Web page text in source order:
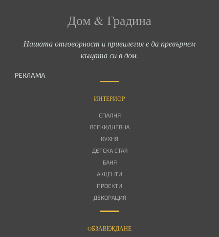
Дом & Градина
Нашата отговорност и привилегия е да превърнем
къщата си в дом.
РЕКЛАМА
ИНТЕРИОР
СПАЛНЯ
ВСЕКИДНЕВНА
КУХНЯ
ДЕТСКА СТАЯ
БАНЯ
АКЦЕНТИ
ПРОЕКТИ
ДЕКОРАЦИЯ
OБЗАВЕЖДАНЕ